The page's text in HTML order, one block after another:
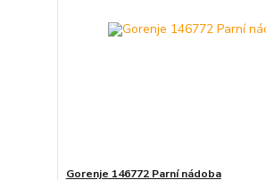
Gorenje 146772 Parní nádoba